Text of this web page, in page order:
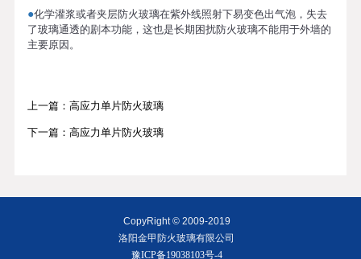
●化学灌浆或者夹层防火玻璃在紫外线照射下易变色出气泡，失去
了玻璃通透的剧本功能，这也是长期困扰防火玻璃不能用于外墙的
主要原因。
上一篇：高应力单片防火玻璃
下一篇：高应力单片防火玻璃
CopyRight © 2009-2019
洛阳金甲防火玻璃有限公司
豫ICP备19038103号-4